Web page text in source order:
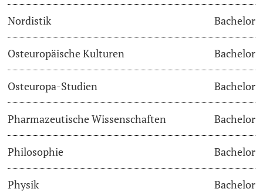
Nordistik Bachelor
Osteuropäische Kulturen Bachelor
Osteuropa-Studien Bachelor
Pharmazeutische Wissenschaften Bachelor
Philosophie Bachelor
Physik Bachelor